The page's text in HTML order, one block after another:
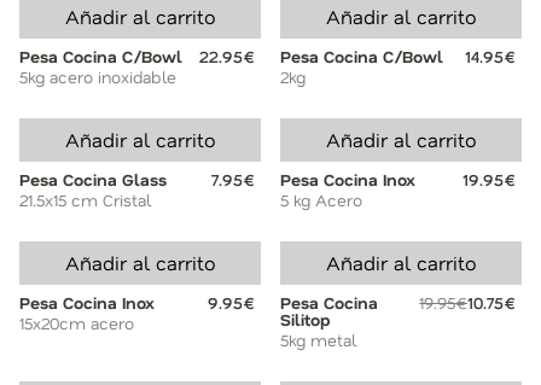
Añadir al carrito
Pesa Cocina C/Bowl
22.95€
5kg acero inoxidable
Añadir al carrito
Pesa Cocina C/Bowl
14.95€
2kg
Añadir al carrito
Pesa Cocina Glass
7.95€
21.5x15 cm Cristal
Añadir al carrito
Pesa Cocina Inox
19.95€
5 kg Acero
Añadir al carrito
Pesa Cocina Inox
9.95€
15x20cm acero
Añadir al carrito
Pesa Cocina
Silitop
19.95€10.75€
5kg metal